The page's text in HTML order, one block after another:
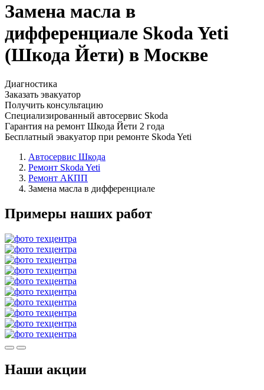
Замена масла в
дифференциале Skoda Yeti
(Шкода Йети) в Москве
Диагностика
Заказать эвакуатор
Получить консультацию
Специализированный автосервис Skoda
Гарантия на ремонт Шкода Йети 2 года
Бесплатный эвакуатор при ремонте Skoda Yeti
Автосервис Шкода
Ремонт Skoda Yeti
Ремонт АКПП
Замена масла в дифференциале
Примеры наших работ
Наши акции